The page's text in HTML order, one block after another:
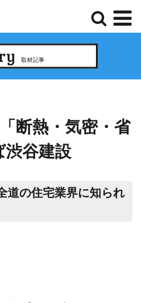
ュ
取材記事
断熱・気密・省
谷建設
道の住宅業界に知られ